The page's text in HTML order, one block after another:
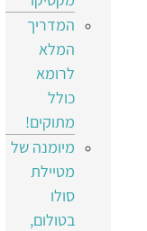
המדריך
המלא
לרומא
כולל
מתוקים!
מיומנה של
מטיילת
סולו
בטולום,